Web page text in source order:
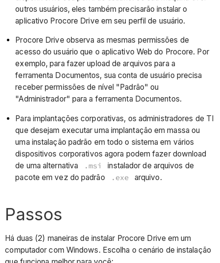
outros usuários, eles também precisarão instalar o
aplicativo Procore Drive em seu perfil de usuário.
Procore Drive observa as mesmas permissões de
acesso do usuário que o aplicativo Web do Procore. Por
exemplo, para fazer upload de arquivos para a
ferramenta Documentos, sua conta de usuário precisa
receber permissões de nível "Padrão" ou
"Administrador" para a ferramenta Documentos.
Para implantações corporativas, os administradores de TI
que desejam executar uma implantação em massa ou
uma instalação padrão em todo o sistema em vários
dispositivos corporativos agora podem fazer download
de uma alternativa
.msi
instalador de arquivos de
pacote em vez do padrão
.exe arquivo.
Passos
Há duas (2) maneiras de instalar Procore Drive em um
computador com Windows. Escolha o cenário de instalação